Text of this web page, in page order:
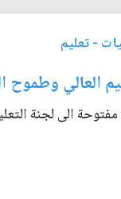
-تعليم
العالي وطموح
مفتوحة الى لجنة